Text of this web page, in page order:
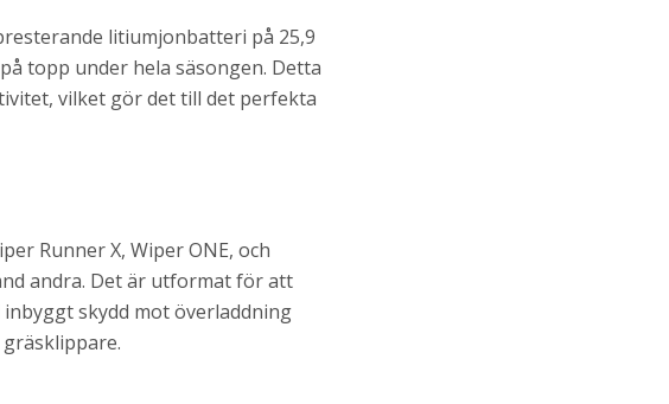
litiumjonbatteri på 25,9
topp under hela säsongen. Detta
vilket gör det till det perfekta
Runner X, Wiper ONE, och
andra. Det är utformat för att
skydd mot överladdning